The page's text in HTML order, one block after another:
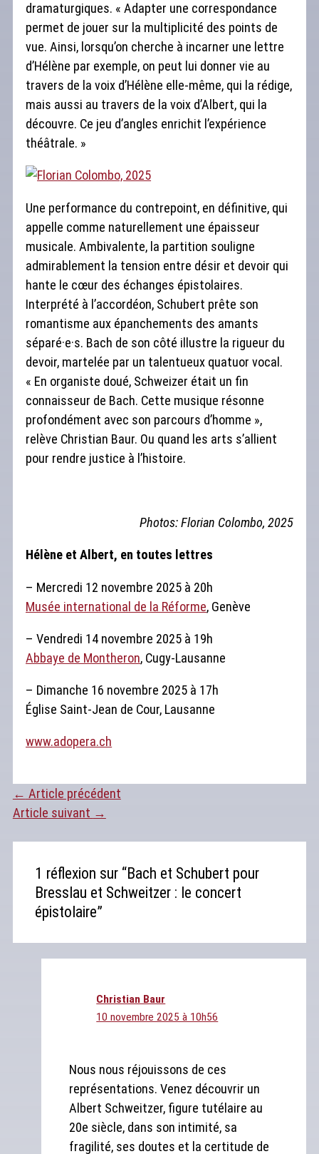
dramaturgiques. « Adapter une correspondance
permet de jouer sur la multiplicité des points de
vue. Ainsi, lorsqu’on cherche à incarner une lettre
d’Hélène par exemple, on peut lui donner vie au
travers de la voix d’Hélène elle-même, qui la rédige,
mais aussi au travers de la voix d’Albert, qui la
découvre. Ce jeu d’angles enrichit l’expérience
théâtrale. »
Une performance du contrepoint, en définitive, qui
appelle comme naturellement une épaisseur
musicale. Ambivalente, la partition souligne
admirablement la tension entre désir et devoir qui
hante le cœur des échanges épistolaires.
Interprété à l’accordéon, Schubert prête son
romantisme aux épanchements des amants
séparé·e·s. Bach de son côté illustre la rigueur du
devoir, martelée par un talentueux quatuor vocal.
« En organiste doué, Schweizer était un fin
connaisseur de Bach. Cette musique résonne
profondément avec son parcours d’homme »,
relève Christian Baur. Ou quand les arts s’allient
pour rendre justice à l’histoire.
Photos: Florian Colombo, 2025
Hélène et Albert, en toutes lettres
– Mercredi 12 novembre 2025 à 20h
Musée international de la Réforme, Genève
– Vendredi 14 novembre 2025 à 19h
Abbaye de Montheron, Cugy-Lausanne
– Dimanche 16 novembre 2025 à 17h
Église Saint-Jean de Cour, Lausanne
www.adopera.ch
← Article précédent
Article suivant →
1 réflexion sur “Bach et Schubert pour
Bresslau et Schweitzer : le concert
épistolaire”
Christian Baur
10 novembre 2025 à 10h56
Nous nous réjouissons de ces
représentations. Venez découvrir un
Albert Schweitzer, figure tutélaire au
20e siècle, dans son intimité, sa
fragilité, ses doutes et la certitude de